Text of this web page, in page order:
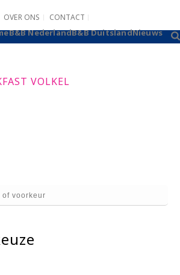
OVER ONS CONTACT
B&B NederlandB&B DuitslandNieuws
VOLKEL